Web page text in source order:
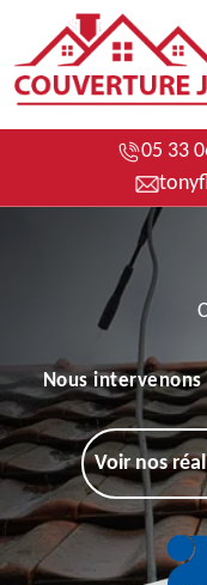
05 33
Nous
Voir nos